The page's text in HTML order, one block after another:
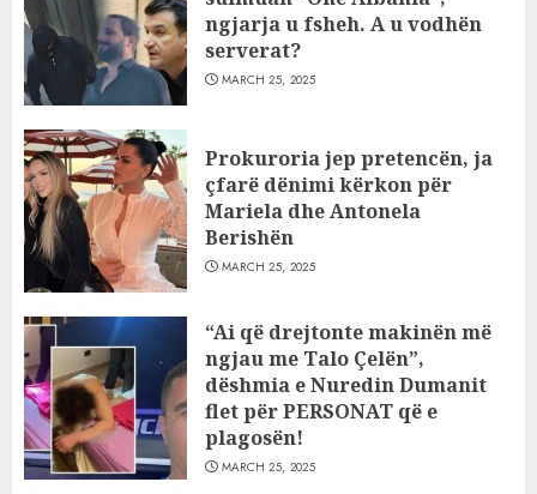
ngjarja u fsheh. A u vodhën
serverat?
MARCH 25, 2025
Prokuroria jep pretencën, ja
çfarë dënimi kërkon për
Mariela dhe Antonela
Berishën
MARCH 25, 2025
“Ai që drejtonte makinën më
ngjau me Talo Çelën”,
dëshmia e Nuredin Dumanit
flet për PERSONAT që e
plagosën!
MARCH 25, 2025